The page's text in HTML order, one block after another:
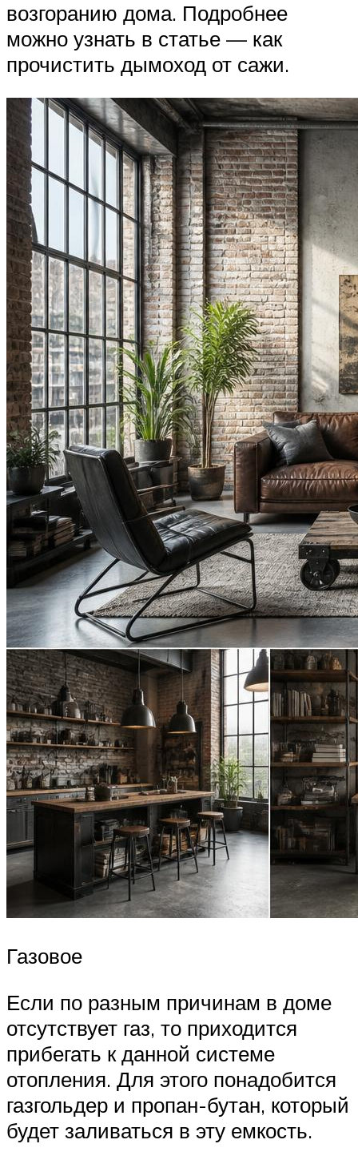
возгоранию дома. Подробнее
можно узнать в статье — как
прочистить дымоход от сажи.
Газовое
Если по разным причинам в доме
отсутствует газ, то приходится
прибегать к данной системе
отопления. Для этого понадобится
газгольдер и пропан-бутан, который
будет заливаться в эту емкость.